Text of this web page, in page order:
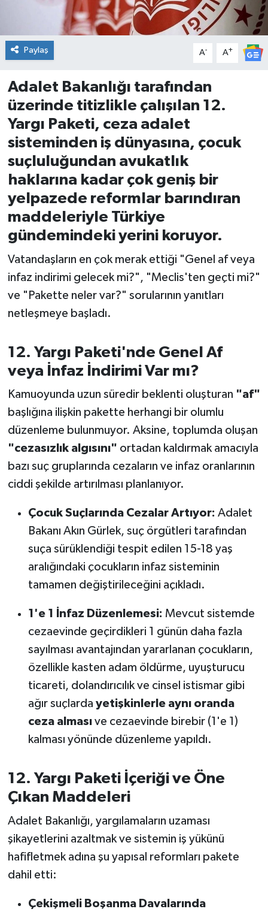
Paylaş A- A+
Adalet Bakanlığı tarafından
üzerinde titizlikle çalışılan 12.
Yargı Paketi, ceza adalet
sisteminden iş dünyasına, çocuk
suçluluğundan avukatlık
haklarına kadar çok geniş bir
yelpazede reformlar barındıran
maddeleriyle Türkiye
gündemindeki yerini koruyor.
Vatandaşların en çok merak ettiği "Genel af veya
infaz indirimi gelecek mi?", "Meclis'ten geçti mi?"
ve "Pakette neler var?" sorularının yanıtları
netleşmeye başladı.
12. Yargı Paketi'nde Genel Af
veya İnfaz İndirimi Var mı?
Kamuoyunda uzun süredir beklenti oluşturan "af"
başlığına ilişkin pakette herhangi bir olumlu
düzenleme bulunmuyor. Aksine, toplumda oluşan
"cezasızlık algısını" ortadan kaldırmak amacıyla
bazı suç gruplarında cezaların ve infaz oranlarının
ciddi şekilde artırılması planlanıyor.
Çocuk Suçlarında Cezalar Artıyor: Adalet
Bakanı Akın Gürlek, suç örgütleri tarafından
suça sürüklendiği tespit edilen 15-18 yaş
aralığındaki çocukların infaz sisteminin
tamamen değiştirileceğini açıkladı.
1'e 1 İnfaz Düzenlemesi: Mevcut sistemde
cezaevinde geçirdikleri 1 günün daha fazla
sayılması avantajından yararlanan çocukların,
özellikle kasten adam öldürme, uyuşturucu
ticareti, dolandırıcılık ve cinsel istismar gibi
ağır suçlarda yetişkinlerle aynı oranda
ceza almasıve cezaevinde birebir (1'e 1)
kalması yönünde düzenleme yapıldı.
12. Yargı Paketi İçeriği ve Öne
Çıkan Maddeleri
Adalet Bakanlığı, yargılamaların uzaması
şikayetlerini azaltmak ve sistemin iş yükünü
hafifletmek adına şu yapısal reformları pakete
dahil etti:
Çekişmeli Boşanma Davalarında
Gömeç
Havran
İvrindi
KENT GÜNDEMİ
Kepsut
KÜLTÜR-SANAT
MAGAZİN
Manyas
OLAY
OTOMOTİV
Resmi İlanlar
Savaştepe
SİYASET
Sındırgı
Susurluk
TARİHTE BUGÜN
TEKNOLOJİ
Trend
TÜRKİYE
YAŞAM